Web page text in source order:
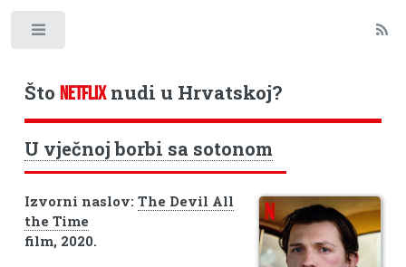
Što NETFLIXnudi u Hrvatskoj?
U vječnoj borbi sa sotonom
Izvorni naslov: The Devil All
the Time
film, 2020.